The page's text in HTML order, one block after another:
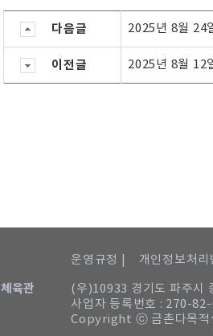
다음글 2025년 8월 24
이전글 2025년 8월 12
운영규정 | 개인정보처리
(우)10933 경기도 파주시
사업자 등록번호 : 270-
Copyright ⓒ 금촌다목